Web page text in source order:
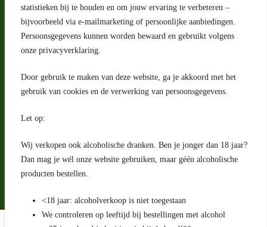
statistieken bij te houden en om jouw ervaring te verbeteren –
bijvoorbeeld via e-mailmarketing of persoonlijke aanbiedingen.
Persoonsgegevens kunnen worden bewaard en gebruikt volgens
onze privacyverklaring.
Door gebruik te maken van deze website, ga je akkoord met het
gebruik van cookies en de verwerking van persoonsgegevens.
Let op:
Wij verkopen ook alcoholische dranken. Ben je jonger dan 18 jaar?
Dan mag je wél onze website gebruiken, maar géén alcoholische
producten bestellen.
<18 jaar: alcoholverkoop is niet toegestaan
We controleren op leeftijd bij bestellingen met alcohol
Adres
Riga 4 E
2993 LW Barendrecht
Nederland
Contact
klantenservice@portugeseproducten.nl
Facebook
Herroepingsrecht
Bij bezorging van alcoholhoudende dranken voert de bezorger